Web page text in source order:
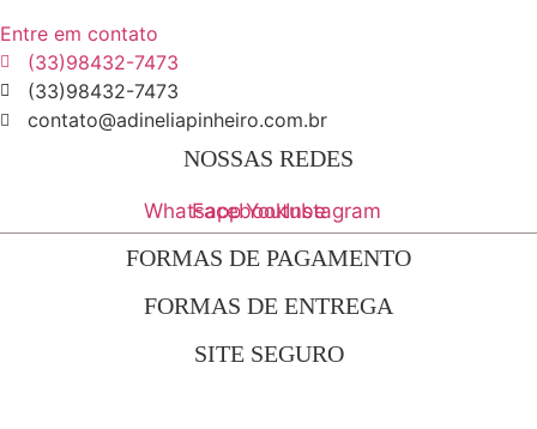
Entre em contato
(33)98432-7473
(33)98432-7473
contato@adineliapinheiro.com.br
NOSSAS REDES
WhatsappFacebookYoutubeInstagram
FORMAS DE PAGAMENTO
FORMAS DE ENTREGA
SITE SEGURO